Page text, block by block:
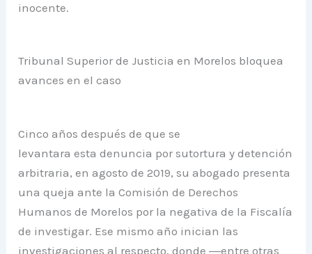
inocente.
Tribunal Superior de Justicia en Morelos bloquea
avances en el caso
Cinco años después de que se
levantara esta denuncia por sutortura y detención
arbitraria, en agosto de 2019, su abogado presenta
una queja ante la Comisión de Derechos
Humanos de Morelos por la negativa de la Fiscalía
de investigar. Ese mismo año inician las
investigaciones al respecto, donde ―entre otras